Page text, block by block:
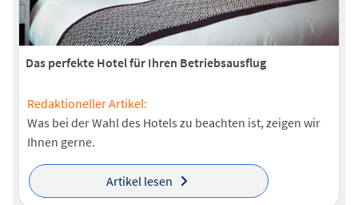
Das perfekte Hotel für Ihren Betriebsausflug
Redaktioneller Artikel:
Was bei der Wahl des Hotels zu beachten ist, zeigen wir
Ihnen gerne.
Artikel lesen